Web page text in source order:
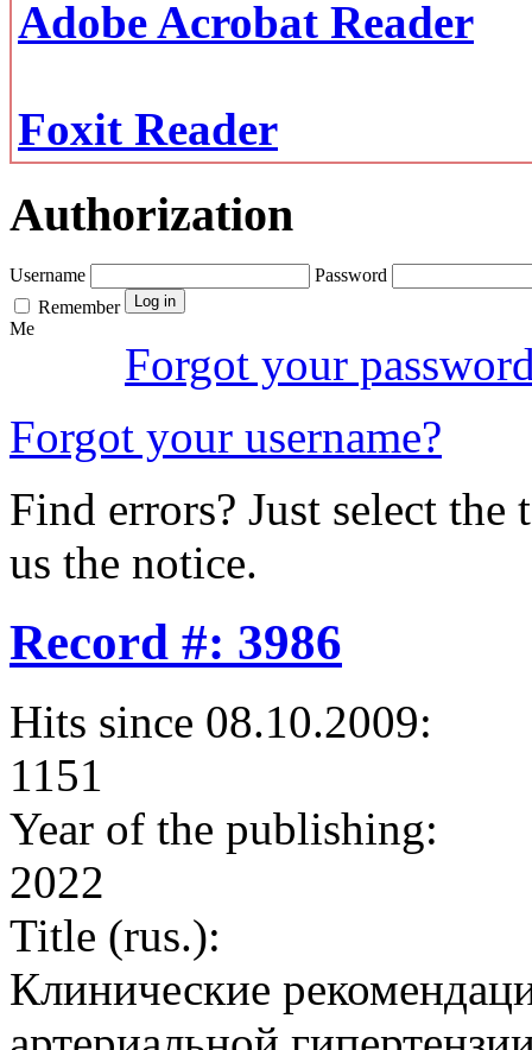
Adobe Acrobat Reader
Foxit Reader
Authorization
Username
Password
Remember
Me
Forgot your
Forgot your username?
Find errors? Just select
us the notice.
Record #: 3986
Hits since 08.10.2009:
1151
Year of the publishing:
2022
Title (rus.):
Клинические